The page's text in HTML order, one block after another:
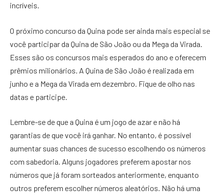
incríveis.
O próximo concurso da Quina pode ser ainda mais especial se
você participar da Quina de São João ou da Mega da Virada.
Esses são os concursos mais esperados do ano e oferecem
prêmios milionários. A Quina de São João é realizada em
junho e a Mega da Virada em dezembro. Fique de olho nas
datas e participe.
Lembre-se de que a Quina é um jogo de azar e não há
garantias de que você irá ganhar. No entanto, é possível
aumentar suas chances de sucesso escolhendo os números
com sabedoria. Alguns jogadores preferem apostar nos
números que já foram sorteados anteriormente, enquanto
outros preferem escolher números aleatórios. Não há uma